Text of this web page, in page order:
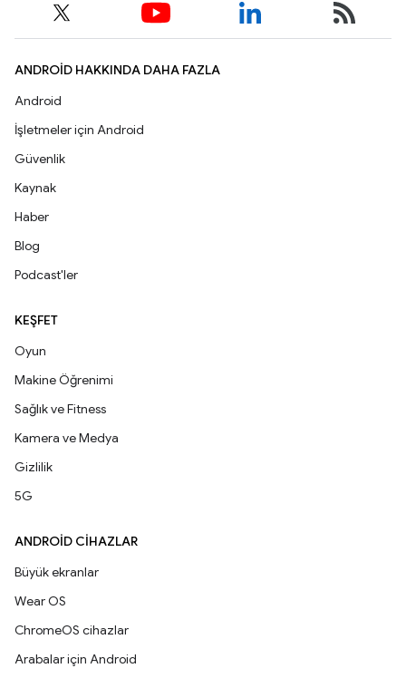
ANDROID HAKKINDA DAHA FAZLA
Android
İşletmeler için Android
Güvenlik
Kaynak
Haber
Blog
Podcast'ler
KEŞFET
Oyun
Makine Öğrenimi
Sağlık ve Fitness
Kamera ve Medya
Gizlilik
5G
ANDROID CIHAZLAR
Büyük ekranlar
Wear OS
ChromeOS cihazlar
Arabalar için Android